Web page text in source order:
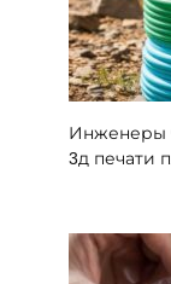
Инженеры
3д печати